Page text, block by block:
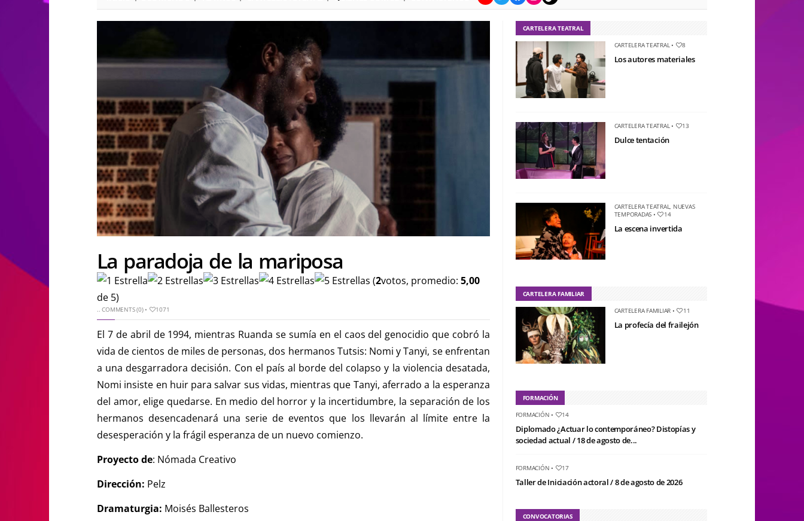
La paradoja de la mariposa
(2votos, promedio: 5,00
de 5)
..COMMENTS (0)• 1071
El 7 de abril de 1994, mientras Ruanda se sumía en el caos del genocidio que cobró la
vida de cientos de miles de personas, dos hermanos Tutsis: Nomi y Tanyi, se enfrentan
a una desgarradora decisión. Con el país al borde del colapso y la violencia desatada,
Nomi insiste en huir para salvar sus vidas, mientras que Tanyi, aferrado a la esperanza
del amor, elige quedarse. En medio del horror y la incertidumbre, la separación de los
hermanos desencadenará una serie de eventos que los llevarán al límite entre la
desesperación y la frágil esperanza de un nuevo comienzo.
Proyecto de: Nómada Creativo
Dirección: Pelz
Dramaturgia: Moisés Ballesteros
CARTELERA TEATRAL
CARTELERA TEATRAL• 8
Los autores materiales
CARTELERA TEATRAL• 13
Dulce tentación
CARTELERA TEATRAL, NUEVAS
TEMPORADAS • 14
La escena invertida
CARTELERA FAMILIAR
CARTELERA FAMILIAR • 11
La profecía del frailejón
FORMACIÓN
FORMACIÓN • 14
Diplomado ¿Actuar lo contemporáneo? Distopías y
sociedad actual / 18 de agosto de...
FORMACIÓN • 17
Taller de Iniciación actoral / 8 de agosto de 2026
CONVOCATORIAS